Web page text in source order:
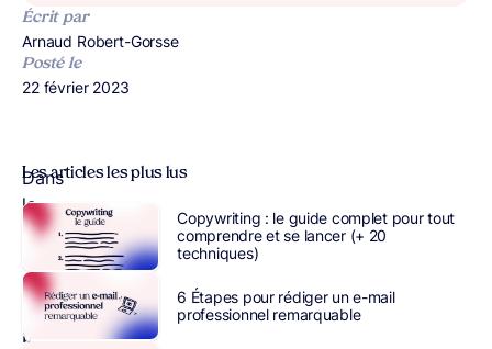
Écrit par
Publié par
Arnaud Robert-Gorsse
Posté le
Publié le
22 février 2023
Dans
le
monde
l’entreprise,
de
bonnes
Les articles les plus lus
Copywriting : le guide complet pour tout
comprendre et se lancer (+ 20
techniques)
6 Étapes pour rédiger un e-mail
professionnel remarquable